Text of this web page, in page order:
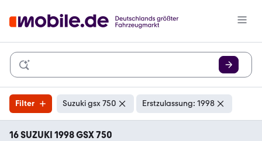
Filter Suzuki gsx 750 Erstzulassung: 1998
16 SUZUKI 1998 GSX 750